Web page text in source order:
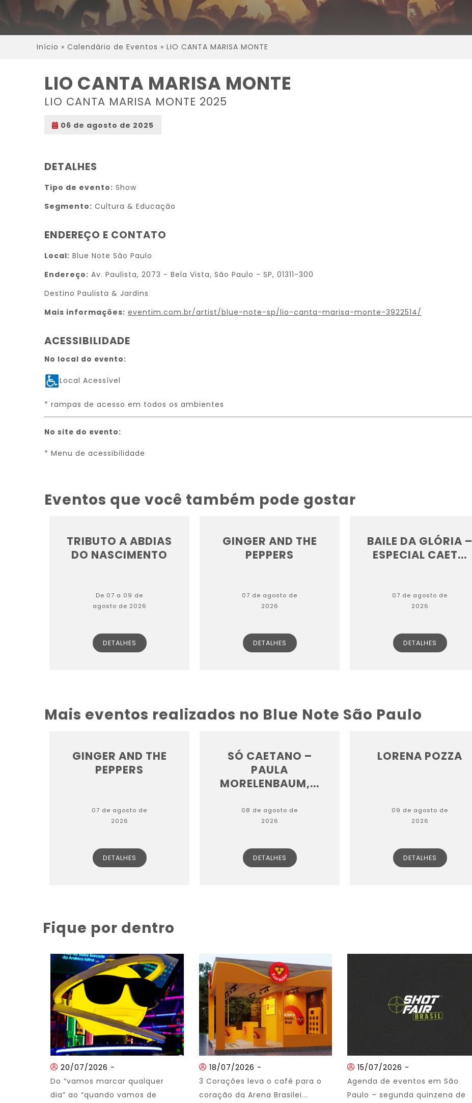
Início » Calendário de Eventos » LIO CANTA MARISA MONTE
LIO CANTA MARISA MONTE
LIO CANTA MARISA MONTE 2025
06 de agosto de 2025
DETALHES
Tipo de evento: Show
Segmento: Cultura & Educação
ENDEREÇO E CONTATO
Local: Blue Note São Paulo
Endereço: Av. Paulista, 2073 - Bela Vista, São Paulo - SP, 01311-300
Destino Paulista & Jardins
Mais informações: eventim.com.br/artist/blue-note-sp/lio-canta-marisa-monte-3922514/
ACESSIBILIDADE
No local do evento:
Local Acessível
* rampas de acesso em todos os ambientes
No site do evento:
* Menu de acessibilidade
Eventos que você também pode gostar
TRIBUTO A ABDIAS
DO NASCIMENTO
De 07 a 09 de
agosto de 2026
DETALHES
GINGER AND THE
PEPPERS
07 de agosto de
2026
DETALHES
BAILE DA GLÓRIA –
ESPECIAL CAET...
07 de agosto de
2026
DETALHES
Mais eventos realizados no Blue Note São Paulo
GINGER AND THE
PEPPERS
07 de agosto de
2026
DETALHES
SÓ CAETANO –
PAULA
MORELENBAUM,...
08 de agosto de
2026
DETALHES
LORENA POZZA
09 de agosto de
2026
DETALHES
Fique por dentro
20/07/2026 -
Do “vamos marcar qualquer
dia” ao “quando vamos de
18/07/2026 -
3 Corações leva o café para o
coração da Arena Brasilei...
15/07/2026 -
Agenda de eventos em São
Paulo – segunda quinzena de